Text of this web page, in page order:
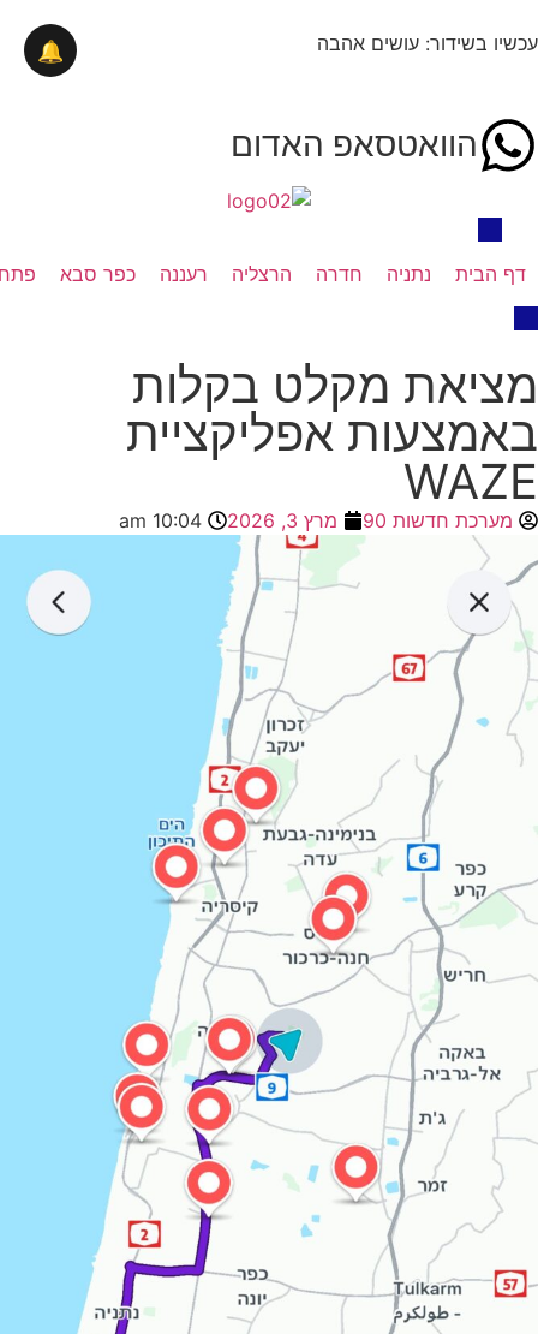
עכשיו בשידור: עושים אהבה
הוואטסאפ האדום
דף הבית נתניה חדרה הרצליה רעננה כפר סבא
מציאת מקלט בקלות
באמצעות אפליקציית
WAZE
מערכת חדשות 90 מרץ 3, 2026 10:04 am
🔔